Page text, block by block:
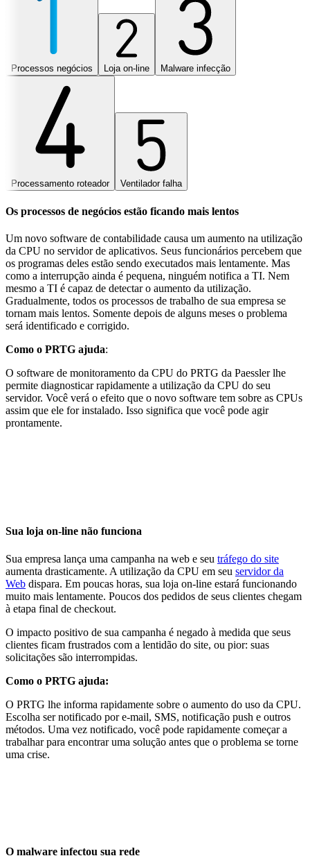
Processos negócios Loja on-line Malware infecção
Processamento roteador Ventilador falha
Os processos de negócios estão ficando mais lentos
Um novo software de contabilidade causa um aumento na utilização
da CPU no servidor de aplicativos. Seus funcionários percebem que
os programas deles estão sendo executados mais lentamente. Mas
como a interrupção ainda é pequena, ninguém notifica a TI. Nem
mesmo a TI é capaz de detectar o aumento da utilização.
Gradualmente, todos os processos de trabalho de sua empresa se
tornam mais lentos. Somente depois de alguns meses o problema
será identificado e corrigido.
Como o PRTG ajuda:
O software de monitoramento da CPU do PRTG da Paessler lhe
permite diagnosticar rapidamente a utilização da CPU do seu
servidor. Você verá o efeito que o novo software tem sobre as CPUs
assim que ele for instalado. Isso significa que você pode agir
prontamente.
Sua loja on-line não funciona
Sua empresa lança uma campanha na web e seu tráfego do site
aumenta drasticamente. A utilização da CPU em seu servidor da
Web dispara. Em poucas horas, sua loja on-line estará funcionando
muito mais lentamente. Poucos dos pedidos de seus clientes chegam
à etapa final de checkout.
O impacto positivo de sua campanha é negado à medida que seus
clientes ficam frustrados com a lentidão do site, ou pior: suas
solicitações são interrompidas.
Como o PRTG ajuda:
O PRTG lhe informa rapidamente sobre o aumento do uso da CPU.
Escolha ser notificado por e-mail, SMS, notificação push e outros
métodos. Uma vez notificado, você pode rapidamente começar a
trabalhar para encontrar uma solução antes que o problema se torne
uma crise.
O malware infectou sua rede